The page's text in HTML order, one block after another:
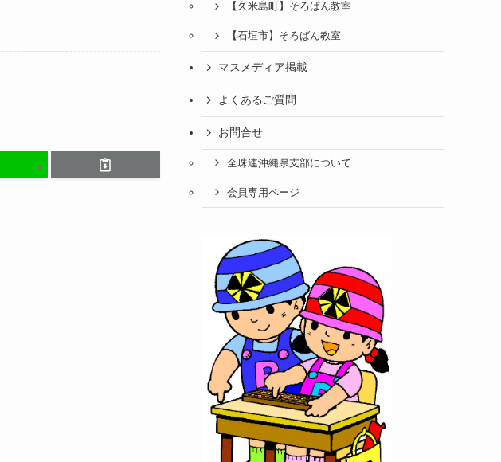
【久米島町】そろばん教室
【石垣市】そろばん教室
マスメディア掲載
よくあるご質問
お問合せ
全珠連沖縄県支部について
会員専用ページ